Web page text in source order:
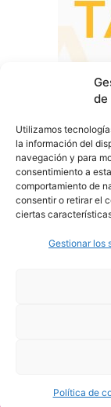
de
Utilizamos
la información del
navegación y para
consentimiento a
comportamiento de
consentir o retirar el
ciertas
Gestionar los
Política de